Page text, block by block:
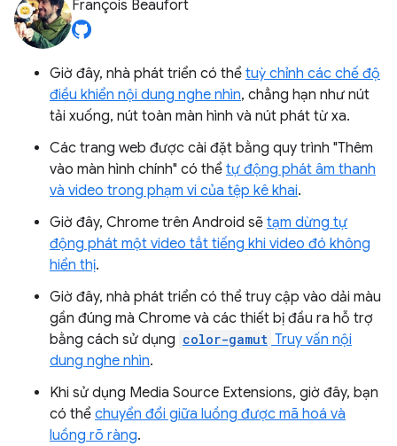
François Beaufort
Giờ đây, nhà phát triển có thể tuỳ chỉnh các chế độ
điều khiển nội dung nghe nhìn, chẳng hạn như nút
tải xuống, nút toàn màn hình và nút phát từ xa.
Các trang web được cài đặt bằng quy trình "Thêm
vào màn hình chính" có thể tự động phát âm thanh
và video trong phạm vi của tệp kê khai.
Giờ đây, Chrome trên Android sẽ tạm dừng tự
động phát một video tắt tiếng khi video đó không
hiển thị.
Giờ đây, nhà phát triển có thể truy cập vào dải màu
gần đúng mà Chrome và các thiết bị đầu ra hỗ trợ
bằng cách sử dụng color-gamut Truy vấn nội
dung nghe nhìn.
Khi sử dụng Media Source Extensions, giờ đây, bạn
có thể chuyển đổi giữa luồng được mã hoá và
luồng rõ ràng.